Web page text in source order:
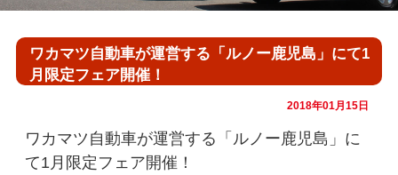
ワカマツ自動車が運営する「ルノー鹿児島」にて1
月限定フェア開催！
2018年01月15日
ワカマツ自動車が運営する「ルノー鹿児島」に
て1月限定フェア開催！